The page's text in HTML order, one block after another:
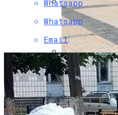
Смертоноснее
В
Whatsapp
Whatsapp
Email